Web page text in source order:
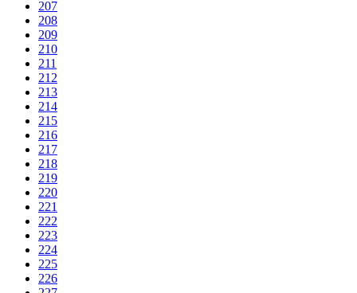
207
208
209
210
211
212
213
214
215
216
217
218
219
220
221
222
223
224
225
226